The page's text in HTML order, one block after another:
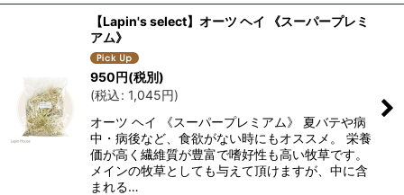
【Lapin's select】オーツ ヘイ 《スーパープレミ
アム》
950円(税別)
(税込: 1,045円)
オーツ ヘイ 《スーパープレミアム》 夏バテや病
中・病後など、食欲がない時にもオススメ。 栄養
価が高く繊維質が豊富で嗜好性も高い牧草です。
メインの牧草としても与えて頂けますが、中に含
まれる…